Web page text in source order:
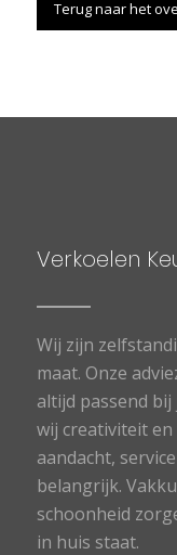
Terug naar het
Verkoelen
Wij zijn
maat. Onze
altijd passend
wij creativiteit
aandacht,
belangrijk.
schoonheid
in huis staat.